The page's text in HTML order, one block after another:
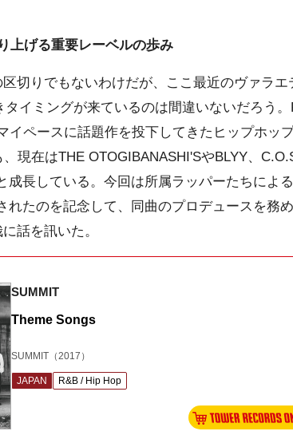
上げる重要レーベルの歩み
りでもないわけだが、ここ最近のヴァラエ
イミングが来ているのは間違いないだろう。
ペースに話題作を投下してきたヒップホップ
現在はTHE OTOGIBANASHI'SやBLYY、
成長している。今回は所属ラッパーたちによ
れたのを記念して、同曲のプロデュースを務
話を訊いた。
SUMMIT
Theme Songs
SUMMIT （2017）
JAPAN R&B / Hip Hop